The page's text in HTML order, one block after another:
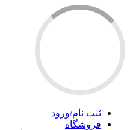
ثبت نام/ورود
فروشگاه